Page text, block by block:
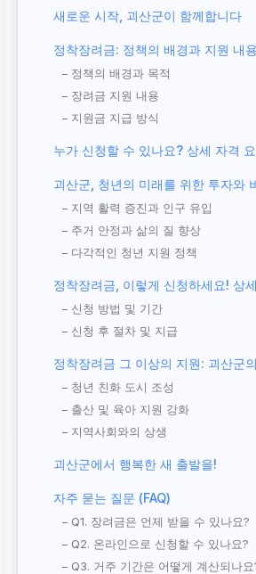
새로운 시작, 괴산군이 함께합니다
정착장려금: 정책의 배경과 지원 내용
– 정책의 배경과 목적
– 장려금 지원 내용
– 지원금 지급 방식
누가 신청할 수 있나요? 상세 자격
괴산군, 청년의 미래를 위한 투자와
– 지역 활력 증진과 인구 유입
– 주거 안정과 삶의 질 향상
– 다각적인 청년 지원 정책
정착장려금, 이렇게 신청하세요! 상
– 신청 방법 및 기간
– 신청 후 절차 및 지급
정착장려금 그 이상의 지원: 괴산군
– 청년 친화 도시 조성
– 출산 및 육아 지원 강화
– 지역사회와의 상생
괴산군에서 행복한 새 출발을!
자주 묻는 질문 (FAQ)
– Q1. 장려금은 언제 받을 수 있나요?
– Q2. 온라인으로 신청할 수 있나요?
– Q3. 거주 기간은 어떻게 계산되나요